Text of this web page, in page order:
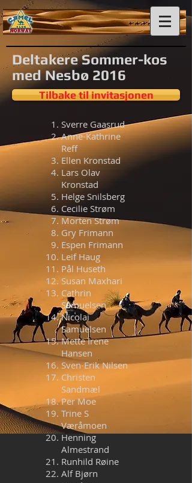
Deltakere Sommer-kos
med Nesbø 2016
Tilbake til invitasjonen
Sverre Gaasrud
Anne-Kathrine
Reff
Ellen Kronstad
Lars Olav
Kronstad
Helge Snilsberg
Cecilie Strøm
Morten Strøm
Gry Frimann
Espen Frimann
Leif Haug
Pål Huseth
Susan Maxhari
Cathrin
Samuelsen
Nicolai
Samuelsen
Mette Irene
Hansen
Sven-Erik Nilsen
Christen
Sandmæl
Per Moe
Trine S
Væråmoen
Henning
Almestrand
Runhild Røine
Alf Bjørn